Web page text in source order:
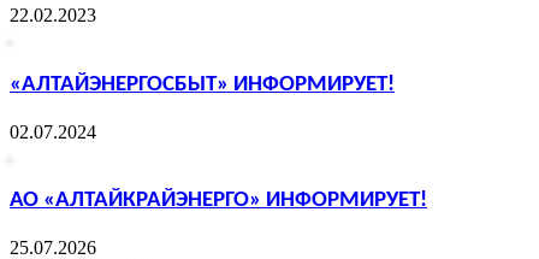
22.02.2023
«АЛТАЙЭНЕРГОСБЫТ» ИНФОРМИРУЕТ!
02.07.2024
АО «АЛТАЙКРАЙЭНЕРГО» ИНФОРМИРУЕТ!
25.07.2026